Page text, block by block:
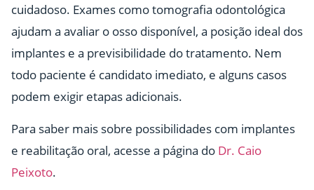
cuidadoso. Exames como tomografia odontológica
ajudam a avaliar o osso disponível, a posição ideal dos
implantes e a previsibilidade do tratamento. Nem
todo paciente é candidato imediato, e alguns casos
podem exigir etapas adicionais.
Para saber mais sobre possibilidades com implantes
e reabilitação oral, acesse a página do Dr. Caio
Peixoto.